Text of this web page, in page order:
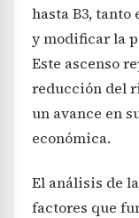
hasta B3, tanto
y modificar la
Este ascenso
reducción del
un avance en
económica.
El análisis de
factores que